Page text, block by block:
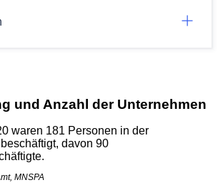
und Anzahl der Unternehmen
waren 181 Personen in der
davon 90
MNSPA